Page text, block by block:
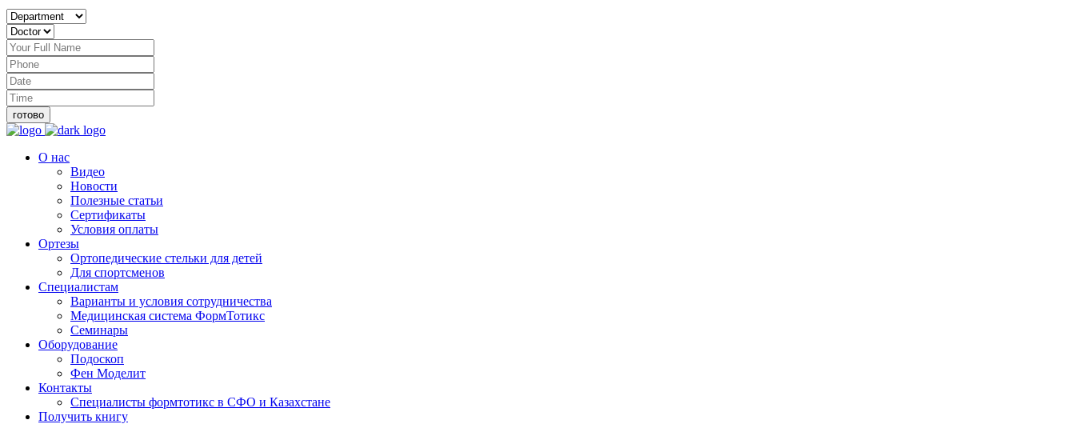
О нас
Видео
Новости
Полезные статьи
Сертификаты
Условия оплаты
Ортезы
Ортопедические стельки для детей
Для спортсменов
Специалистам
Варианты и условия сотрудничества
Медицинская система ФормТотикс
Семинары
Оборудование
Подоскоп
Фен Моделит
Контакты
Специалисты формтотикс в СФО и Казахстане
Получить книгу